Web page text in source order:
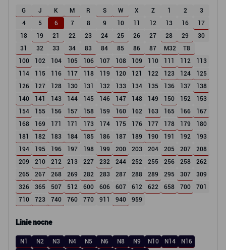
G J K M R S W X Z 1 2
3
4
5 6 7 8 9 10 11 12 13 16
17
18
19 21 22 23 24 25 26 27 28 29
30
31
32 33 34 83 84 85 86 87 M32
T8
100
102 104 105 106 107 108 109 110 111 112
113
114
115 116 117 118 119 120 121 122 123 124
125
126
127 128 130 131 132 133 134 135 136 137
138
140
141 143 144 145 146 147 148 149 150 152
153
154
155 156 157 158 159 160 162 163 165 166
167
168
169 171 171 173 174 175 176 177 178 179
180
181
182 183 184 185 186 187 189 190 191 192
193
194
195 196 197 198 199 200 203 204 205 207
208
209
210 212 213 227 232 244 252 255 256 258
262
265
267 268 269 282 283 287 288 289 295 307
309
326
365 507 512 600 606 607 612 622 658 700
701
710
723 740 760 770 911 940 959
Linie nocne
N1 N2 N3 N4 N5 N6 N8 N9 N10 N14
N16